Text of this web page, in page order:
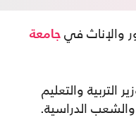
والإناث في جامعة
والتعليم
الدراسية.